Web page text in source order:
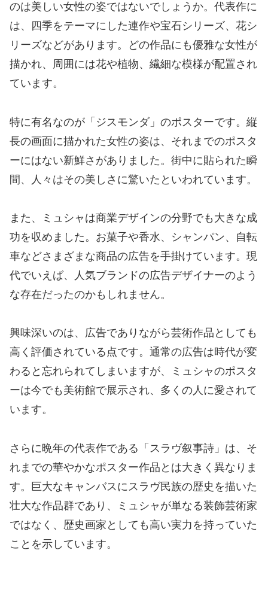
のは美しい女性の姿ではないでしょうか。代表作に
は、四季をテーマにした連作や宝石シリーズ、花シ
リーズなどがあります。どの作品にも優雅な女性が
描かれ、周囲には花や植物、繊細な模様が配置され
ています。
特に有名なのが「ジスモンダ」のポスターです。縦
長の画面に描かれた女性の姿は、それまでのポスタ
ーにはない新鮮さがありました。街中に貼られた瞬
間、人々はその美しさに驚いたといわれています。
また、ミュシャは商業デザインの分野でも大きな成
功を収めました。お菓子や香水、シャンパン、自転
車などさまざまな商品の広告を手掛けています。現
代でいえば、人気ブランドの広告デザイナーのよう
な存在だったのかもしれません。
興味深いのは、広告でありながら芸術作品としても
高く評価されている点です。通常の広告は時代が変
わると忘れられてしまいますが、ミュシャのポスタ
ーは今でも美術館で展示され、多くの人に愛されて
います。
さらに晩年の代表作である「スラヴ叙事詩」は、そ
れまでの華やかなポスター作品とは大きく異なりま
す。巨大なキャンバスにスラヴ民族の歴史を描いた
壮大な作品群であり、ミュシャが単なる装飾芸術家
ではなく、歴史画家としても高い実力を持っていた
ことを示しています。